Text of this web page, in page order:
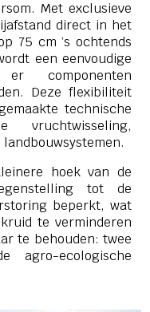
Met exclusieve
direct in het
75 cm ‘s ochtends
een eenvoudige
componenten
Deze flexibiliteit
technische
vruchtwisseling,
hoek van de
tot de
beperkt, wat
te verminderen
te behouden: twee
agro-ecologische